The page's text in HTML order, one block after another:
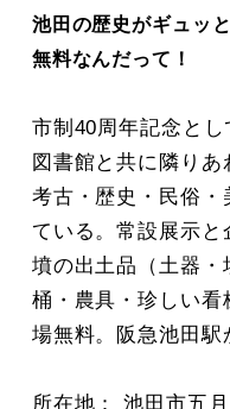
池田の歴史がギュッ
無料なんだって！
市制40周年記念と
図書館と共に隣り
考古・歴史・民俗・
ている。常設展示
墳の出土品（土器・
桶・農具・珍しい看
場無料。阪急池田駅
所在地： 池田市五